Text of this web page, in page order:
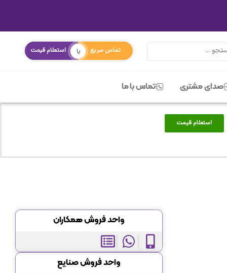
استعلام قیمت یا تماس سریع
صدای مشتری تماس با ما
استعلام قیمت
واحد فروش همکاران
واحد فروش صنایع